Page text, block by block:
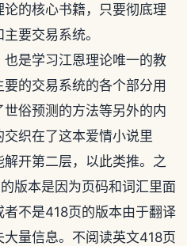
的核心书籍，只要彻底理
要交易系统。
是学习江恩理论唯一的教
的交易系统的各个部分用
俗预测的方法等另外的内
织在了这本爱情小说里
开第二层，以此类推。之
版本是因为页码和词汇里面
不是418页的版本由于翻译
量信息。不阅读英文418页